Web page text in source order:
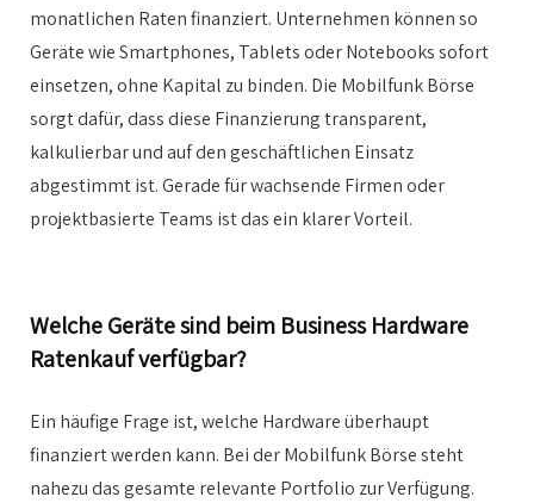
monatlichen Raten finanziert. Unternehmen können so
Geräte wie Smartphones, Tablets oder Notebooks sofort
einsetzen, ohne Kapital zu binden. Die Mobilfunk Börse
sorgt dafür, dass diese Finanzierung transparent,
kalkulierbar und auf den geschäftlichen Einsatz
abgestimmt ist. Gerade für wachsende Firmen oder
projektbasierte Teams ist das ein klarer Vorteil.
Welche Geräte sind beim Business Hardware
Ratenkauf verfügbar?
Ein häufige Frage ist, welche Hardware überhaupt
finanziert werden kann. Bei der Mobilfunk Börse steht
nahezu das gesamte relevante Portfolio zur Verfügung.